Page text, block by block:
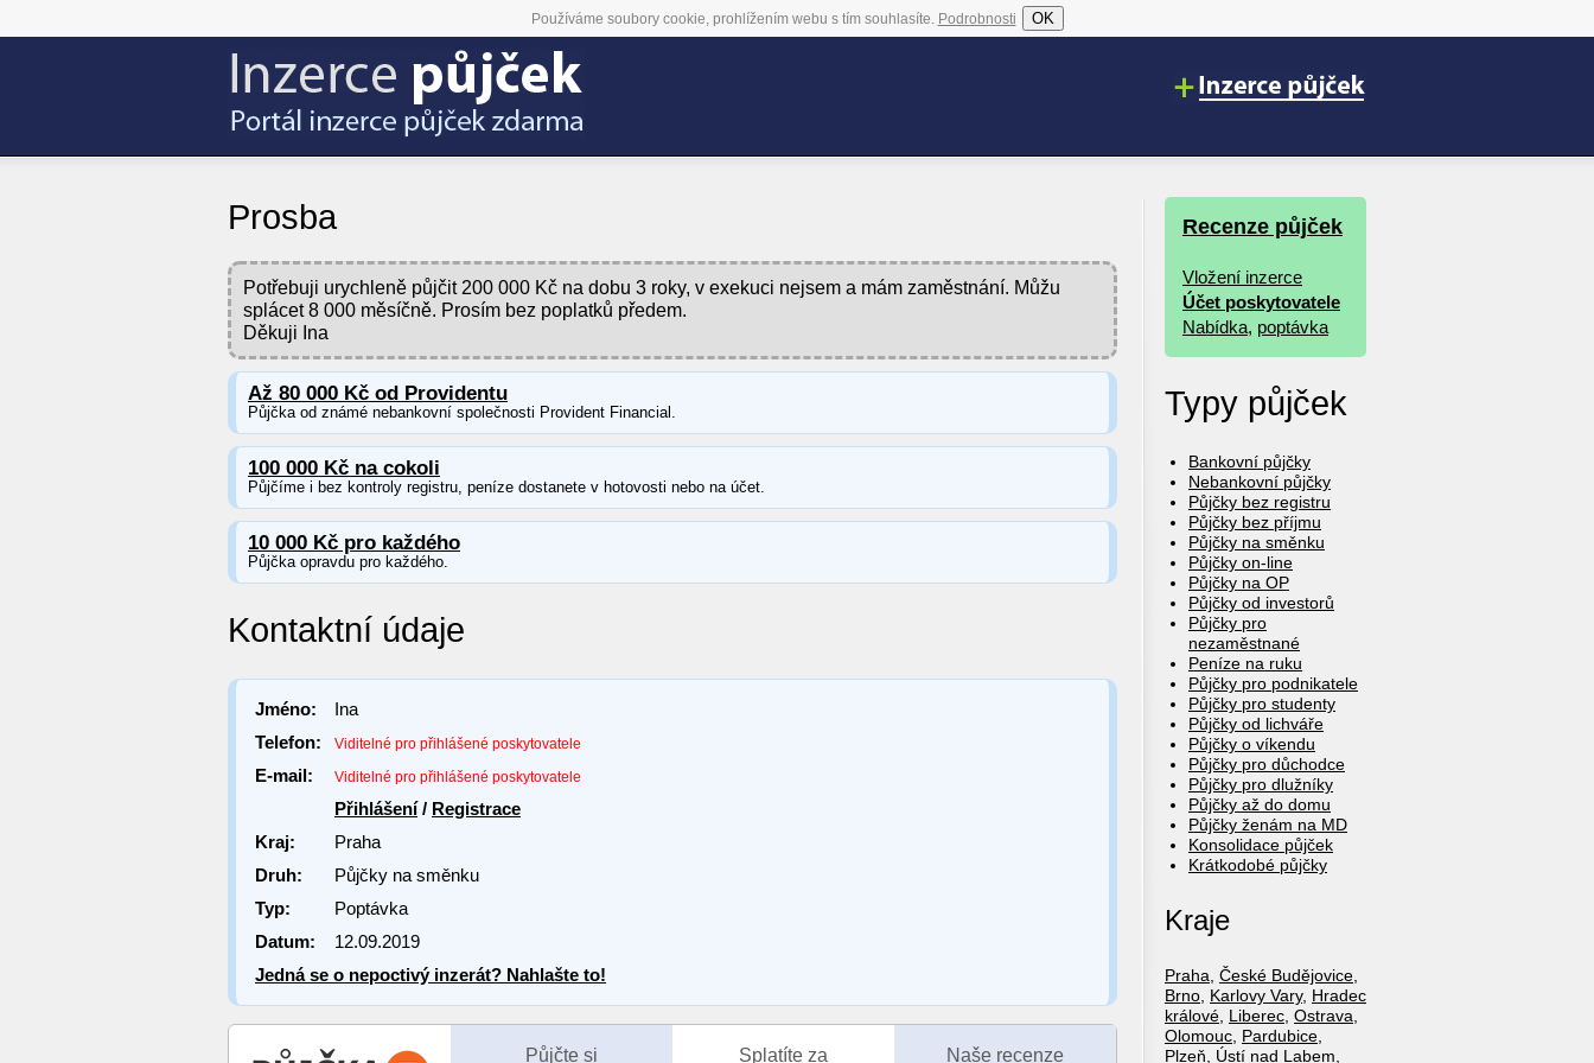
Používáme soubory cookie, prohlížením webu s tím souhlasíte. Podrobnosti OK
Prosba
Potřebuji urychleně půjčit 200 000 Kč na dobu 3 roky, v exekuci nejsem a mám zaměstnání. Můžu
splácet 8 000 měsíčně. Prosím bez poplatků předem.
Děkuji Ina
Až 80 000 Kč od Providentu
Půjčka od známé nebankovní společnosti Provident Financial.
100 000 Kč na cokoli
Půjčíme i bez kontroly registru, peníze dostanete v hotovosti nebo na účet.
10 000 Kč pro každého
Půjčka opravdu pro každého.
Kontaktní údaje
Jméno:
Ina
Telefon:
Viditelné pro přihlášené poskytovatele
E-mail: Viditelné pro přihlášené poskytovatele
Přihlášení/ Registrace
Kraj:
Praha
Druh:
Půjčky na směnku
Typ:
Poptávka
Datum:
12.09.2019
Jedná se o nepoctivý inzerát? Nahlašte to!
Půjčte si Splatíte za Naše recenze
Recenze půjček
Vložení inzerce
Účet poskytovatele
Nabídka, poptávka
Typy půjček
Bankovní půjčky
Nebankovní půjčky
Půjčky bez registru
Půjčky bez příjmu
Půjčky na směnku
Půjčky on-line
Půjčky na OP
Půjčky od investorů
Půjčky pro
nezaměstnané
Peníze na ruku
Půjčky pro podnikatele
Půjčky pro studenty
Půjčky od lichváře
Půjčky o víkendu
Půjčky pro důchodce
Půjčky pro dlužníky
Půjčky až do domu
Půjčky ženám na MD
Konsolidace půjček
Krátkodobé půjčky
Kraje
Praha, České Budějovice,
Brno, Karlovy Vary, Hradec
králové, Liberec, Ostrava,
Olomouc, Pardubice,
Plzeň, Ústí nad Labem,